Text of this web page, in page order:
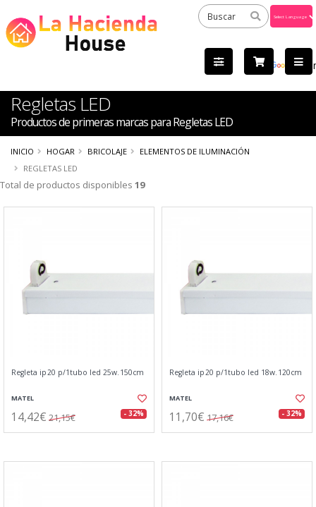
by
Regletas LED
Productos de primeras marcas para Regletas LED
INICIO HOGAR BRICOLAJE
ELEMENTOS DE ILUMINACIÓN
REGLETAS LED
Total de productos disponibles 19
Regleta ip20 p/1tubo led 25w.150cm
MATEL
14,42€ 21,15€ - 32%
Regleta ip20 p/1tubo led 18w.120cm
MATEL
11,70€ 17,16€ - 32%